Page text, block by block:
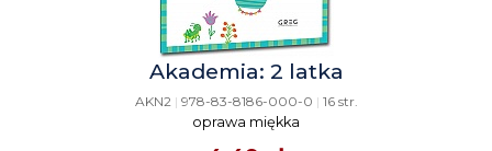
Akademia: 2 latka
AKN2 | 978-83-8186-000-0 | 16 str.
oprawa miękka